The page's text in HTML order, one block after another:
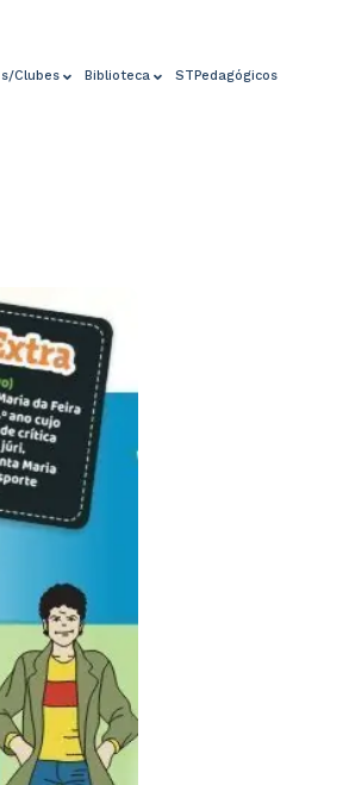
Clubes Biblioteca STPedagógicos